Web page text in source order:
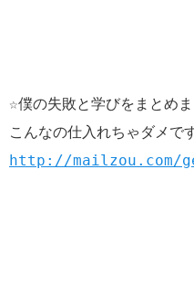
☆僕の失敗と学びをまとめま
こんなの仕入れちゃダメで
http://mailzou.com/